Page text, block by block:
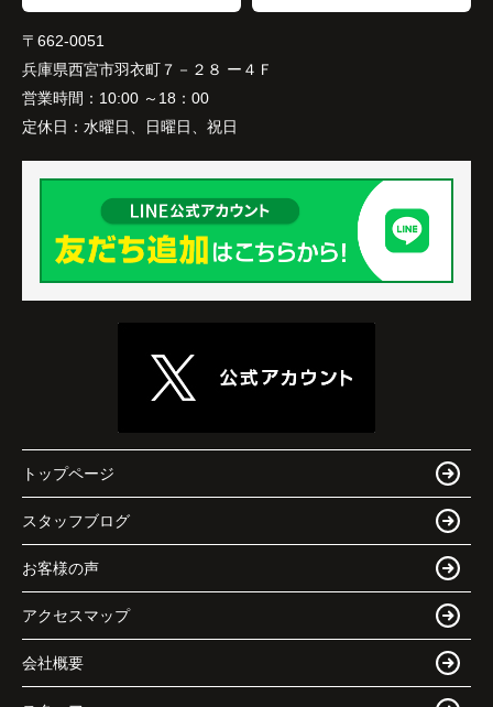
〒662-0051
兵庫県西宮市羽衣町７－２８ ー４Ｆ
営業時間： 10:00 ～18：00
定休日： 水曜日、日曜日、祝日
トップページ
スタッフブログ
お客様の声
アクセスマップ
会社概要